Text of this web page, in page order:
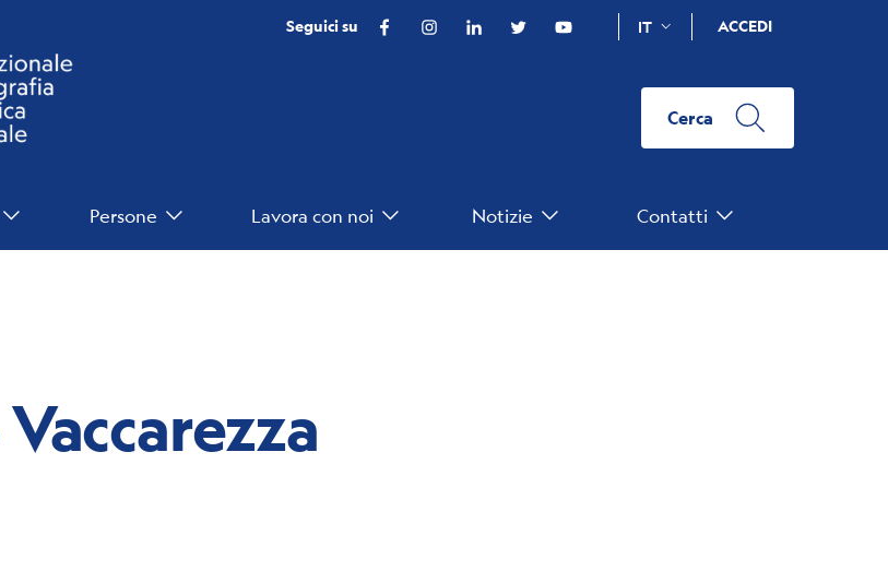
Seguici su FacebookInstagramLinkedinTwitter IT ACCEDI
Cerca
Persone Lavora con noi Notizie Contatti